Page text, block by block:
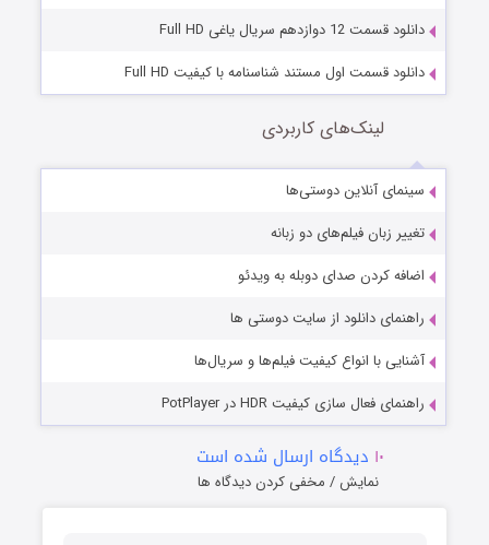
دانلود قسمت 12 دوازدهم سریال یاغی Full HD
دانلود قسمت اول مستند شناسنامه با کیفیت Full HD
لینک‌های کاربردی
سینمای آنلاین دوستی‌ها
تغییر زبان فیلم‌های دو زبانه
اضافه کردن صدای دوبله به ویدئو
راهنمای دانلود از سایت دوستی ها
آشنایی با انواع کیفیت فیلم‌ها و سریال‌ها
راهنمای فعال سازی کیفیت HDR در PotPlayer
۱۰ دیدگاه ارسال شده است
نمایش / مخفی کردن دیدگاه ها